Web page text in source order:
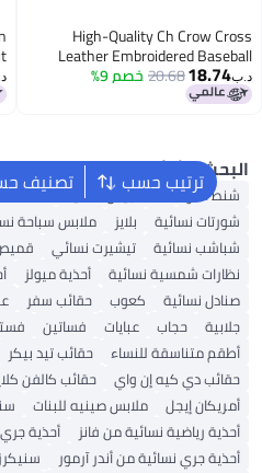
High-Quality Ch Crow
Leather Embroidered
Jacket Factory Goods
18.74
20.68خصم 9%
ترتيب حسب تصنيف حسب الشائع
ألدو شنط جيس نسائية شنط نسائية
نسائية
بلايز ملابس سباحة نسائية
نسائية
تيشيرت نسائي
قميص
شمسية نسائية
أحذية ميولز
نسائية
كعوب حقائب سفر
حجاب عبايات فساتين فستان
متناسقة للنساء
حقائب تيد بيكر
دي كيه إن واي
حقائب كالفن كلاين
إيجل
ملابس صينيه للبنات
سنيكرز
رياضية نسائية من فانز
أحذية جري
جري نسائية من أندر آرمور
سنيكرز